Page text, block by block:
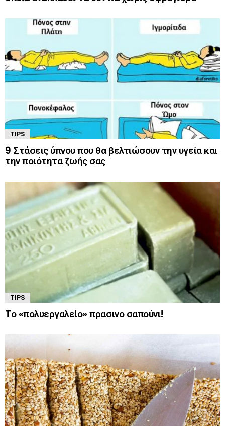
TIPS
9 Στάσεις ύπνου που θα βελτιώσουν την υγεία και
την ποιότητα ζωής σας
TIPS
Tο «πολυεργαλείο» πρασινο σαπούνι!